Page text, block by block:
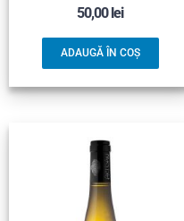
50,00 lei
ADAUGĂ ÎN COȘ